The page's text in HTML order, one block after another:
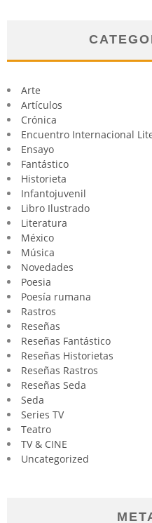
Arte
Artículos
Crónica
Encuentro Internacional
Ensayo
Fantástico
Historieta
Infantojuvenil
Libro Ilustrado
Literatura
México
Música
Novedades
Poesia
Poesía rumana
Rastros
Reseñas
Reseñas Fantástico
Reseñas Historietas
Reseñas Rastros
Reseñas Seda
Seda
Series TV
Teatro
TV & CINE
Uncategorized